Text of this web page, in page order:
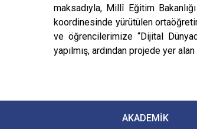
maksadıyla, Millî Eğitim
koordinesinde yürütülen
ve öğrencilerimize “Dijital
yapılmış, ardından projede yer
AKADEMİK